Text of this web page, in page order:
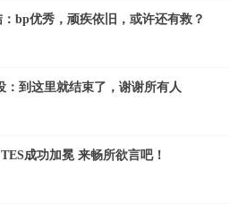
bp优秀，顽疾依旧，或许还有救？
：到这里就结束了，谢谢所有人
成功加冕 来畅所欲言吧！